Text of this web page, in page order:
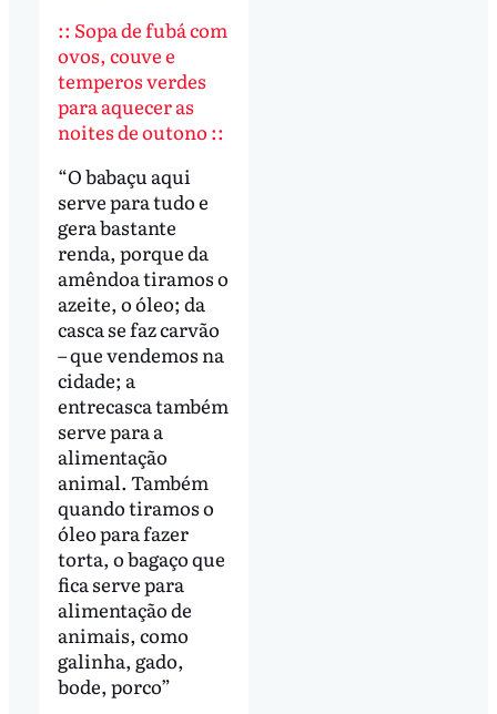
:: Sopa de fubá com
ovos, couve e
temperos verdes
para aquecer as
noites de outono ::
“O babaçu aqui
serve para tudo e
gera bastante
renda, porque da
amêndoa tiramos o
azeite, o óleo; da
casca se faz carvão
– que vendemos na
cidade; a
entrecasca também
serve para a
alimentação
animal. Também
quando tiramos o
óleo para fazer
torta, o bagaço que
fica serve para
alimentação de
animais, como
galinha, gado,
bode, porco”